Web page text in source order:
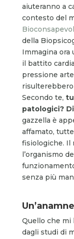
aiuteranno a
contesto del
della
Immagina ora
il battito
pressione
Secondo te,
patologici?
gazzella è
affamato,
fisiologiche. Il
l’organismo
senza più
Quello che mi
dagli studi di